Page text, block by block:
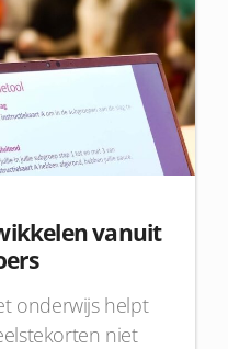
vanuit
onderwijs helpt
niet